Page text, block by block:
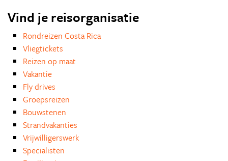
Vind je reisorganisatie
Rondreizen Costa Rica
Vliegtickets
Reizen op maat
Vakantie
Fly drives
Groepsreizen
Bouwstenen
Strandvakanties
Vrijwilligerswerk
Specialisten